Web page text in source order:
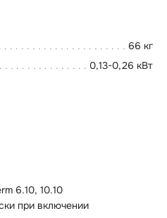
66 кг
0,13-0,26 кВт
6.10, 10.10
при включении